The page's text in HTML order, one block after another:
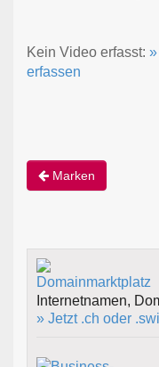
Kein Video erfasst:
erfassen
Marken
Internetnamen,
» Jetzt .ch oder